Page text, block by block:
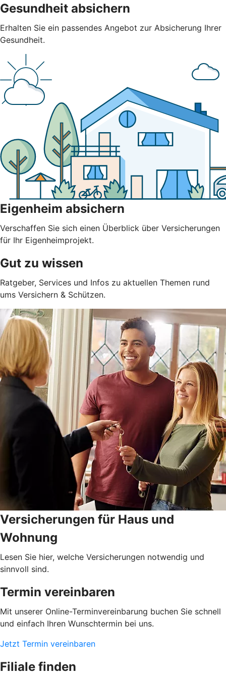
Gesundheit absichern
Erhalten Sie ein passendes Angebot zur Absicherung Ihrer
Gesundheit.
Eigenheim absichern
Verschaffen Sie sich einen Überblick über Versicherungen
für Ihr Eigenheimprojekt.
Gut zu wissen
Ratgeber, Services und Infos zu aktuellen Themen rund
ums Versichern & Schützen.
Versicherungen für Haus und
Wohnung
Lesen Sie hier, welche Versicherungen notwendig und
sinnvoll sind.
Termin vereinbaren
Mit unserer Online-Terminvereinbarung buchen Sie schnell
und einfach Ihren Wunschtermin bei uns.
Jetzt Termin vereinbaren
Filiale finden